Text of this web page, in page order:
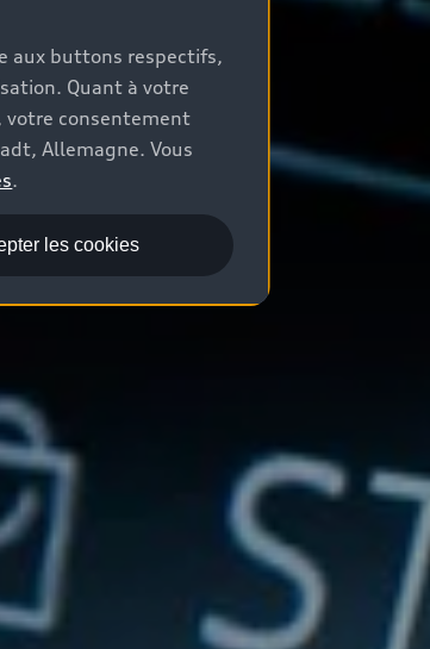
aux buttons respectifs,
Quant à votre
votre consentement
Allemagne. Vous
.
les cookies